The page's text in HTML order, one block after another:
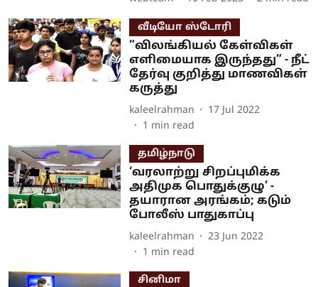
வீடியோ ஸ்டோரி
”விலங்கியல் கேள்விகள்
எளிமையாக இருந்தது” - நீட்
தேர்வு குறித்து மாணவிகள்
கருத்து
kaleelrahman
17 Jul 2022
1 min read
தமிழ்நாடு
‘வரலாற்று சிறப்புமிக்க
அதிமுக பொதுக்குழு’ -
தயாரான அரங்கம்; கடும்
போலீஸ் பாதுகாப்பு
kaleelrahman
23 Jun 2022
1 min read
சினிமா